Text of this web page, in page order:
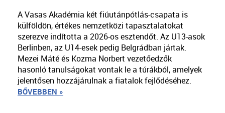
A Vasas Akadémia két fiúutánpótlás-csapata is
külföldön, értékes nemzetközi tapasztalatokat
szerezve indította a 2026-os esztendőt. Az U13-asok
Berlinben, az U14-esek pedig Belgrádban jártak.
Mezei Máté és Kozma Norbert vezetőedzők
hasonló tanulságokat vontak le a túrákból, amelyek
jelentősen hozzájárulnak a fiatalok fejlődéséhez.
BŐVEBBEN »